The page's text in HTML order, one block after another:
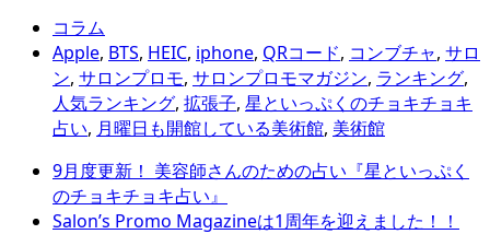
コラム
Apple, BTS, HEIC, iphone, QRコード, コンブチャ, サロ
ン, サロンプロモ, サロンプロモマガジン, ランキング,
人気ランキング, 拡張子, 星といっぷくのチョキチョキ
占い, 月曜日も開館している美術館, 美術館
9月度更新！ 美容師さんのための占い『星といっぷく
のチョキチョキ占い』
Salon’s Promo Magazineは1周年を迎えました！！